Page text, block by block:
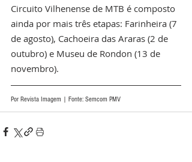
Circuito Vilhenense de MTB é composto
ainda por mais três etapas: Farinheira (7
de agosto), Cachoeira das Araras (2 de
outubro) e Museu de Rondon (13 de
novembro).
Por Revista Imagem | Fonte: Semcom PMV